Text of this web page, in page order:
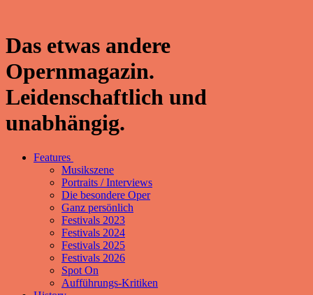
Das etwas andere
Opernmagazin.
Leidenschaftlich und
unabhängig.
Features
Musikszene
Portraits / Interviews
Die besondere Oper
Ganz persönlich
Festivals 2023
Festivals 2024
Festivals 2025
Festivals 2026
Spot On
Aufführungs-Kritiken